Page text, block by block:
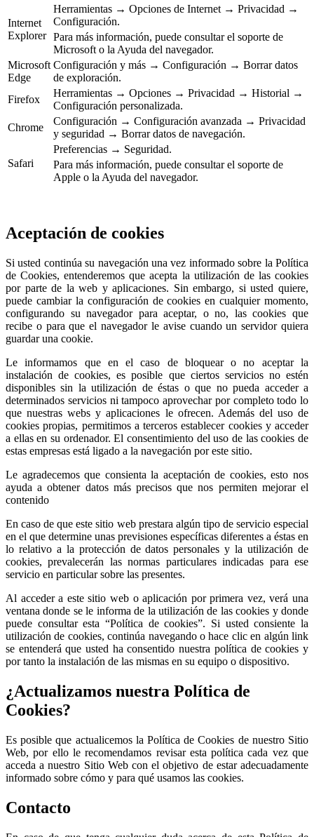
Internet
Explorer
Herramientas → Opciones de Internet → Privacidad →
Configuración.
Para más información, puede consultar el soporte de
Microsoft o la Ayuda del navegador.
Microsoft
Edge
Configuración y más → Configuración → Borrar datos
de exploración.
Firefox
Herramientas → Opciones → Privacidad → Historial →
Configuración personalizada.
Chrome
Configuración → Configuración avanzada → Privacidad
y seguridad → Borrar datos de navegación.
Safari
Preferencias → Seguridad.
Para más información, puede consultar el soporte de
Apple o la Ayuda del navegador.
Aceptación de cookies
Si usted continúa su navegación una vez informado sobre la Política
de Cookies, entenderemos que acepta la utilización de las cookies
por parte de la web y aplicaciones. Sin embargo, si usted quiere,
puede cambiar la configuración de cookies en cualquier momento,
configurando su navegador para aceptar, o no, las cookies que
recibe o para que el navegador le avise cuando un servidor quiera
guardar una cookie.
Le informamos que en el caso de bloquear o no aceptar la
instalación de cookies, es posible que ciertos servicios no estén
disponibles sin la utilización de éstas o que no pueda acceder a
determinados servicios ni tampoco aprovechar por completo todo lo
que nuestras webs y aplicaciones le ofrecen. Además del uso de
cookies propias, permitimos a terceros establecer cookies y acceder
a ellas en su ordenador. El consentimiento del uso de las cookies de
estas empresas está ligado a la navegación por este sitio.
Le agradecemos que consienta la aceptación de cookies, esto nos
ayuda a obtener datos más precisos que nos permiten mejorar el
contenido
En caso de que este sitio web prestara algún tipo de servicio especial
en el que determine unas previsiones específicas diferentes a éstas en
lo relativo a la protección de datos personales y la utilización de
cookies, prevalecerán las normas particulares indicadas para ese
servicio en particular sobre las presentes.
Al acceder a este sitio web o aplicación por primera vez, verá una
ventana donde se le informa de la utilización de las cookies y donde
puede consultar esta “Política de cookies”. Si usted consiente la
utilización de cookies, continúa navegando o hace clic en algún link
se entenderá que usted ha consentido nuestra política de cookies y
por tanto la instalación de las mismas en su equipo o dispositivo.
¿Actualizamos nuestra Política de
Cookies?
Es posible que actualicemos la Política de Cookies de nuestro Sitio
Web, por ello le recomendamos revisar esta política cada vez que
acceda a nuestro Sitio Web con el objetivo de estar adecuadamente
informado sobre cómo y para qué usamos las cookies.
Contacto